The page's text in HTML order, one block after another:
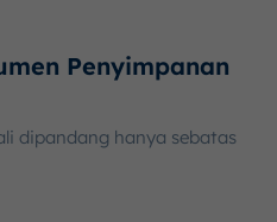
Penyimpanan
dipandang hanya sebatas